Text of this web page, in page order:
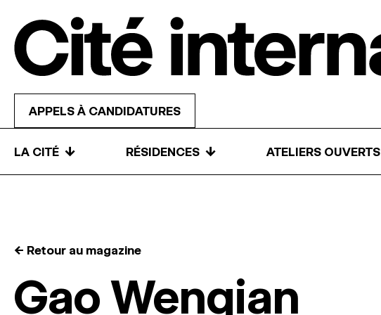
APPELS À CANDIDATURES
LA CITÉ ↓ RÉSIDENCES ↓ ATELIERS OUVERTS
← Retour au magazine
Gao Wenqian